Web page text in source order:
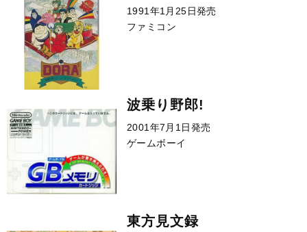
1991年1月25日発売
ファミコン
波乗り野郎!
2001年7月1日発売
ゲームボーイ
東方見文録